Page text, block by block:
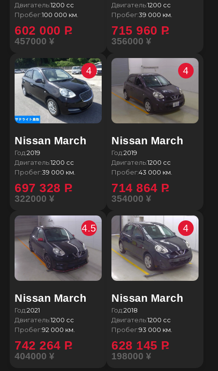
Двигатель:1200 сс
Пробег:100 000 км.
602 000 P
457000 ¥
Двигатель:1200 сс
Пробег:39 000 км.
715 960 P
356000 ¥
Nissan March
4
Год:2019
Двигатель:1200 сс
Пробег:39 000 км.
697 328 P
322000 ¥
Nissan March
4
Год:2019
Двигатель:1200 сс
Пробег:43 000 км.
714 864 P
354000 ¥
Nissan March
4.5
Год:2021
Двигатель:1200 сс
Пробег:92 000 км.
742 264 P
404000 ¥
Nissan March
4
Год:2018
Двигатель:1200 сс
Пробег:93 000 км.
628 145 P
198000 ¥